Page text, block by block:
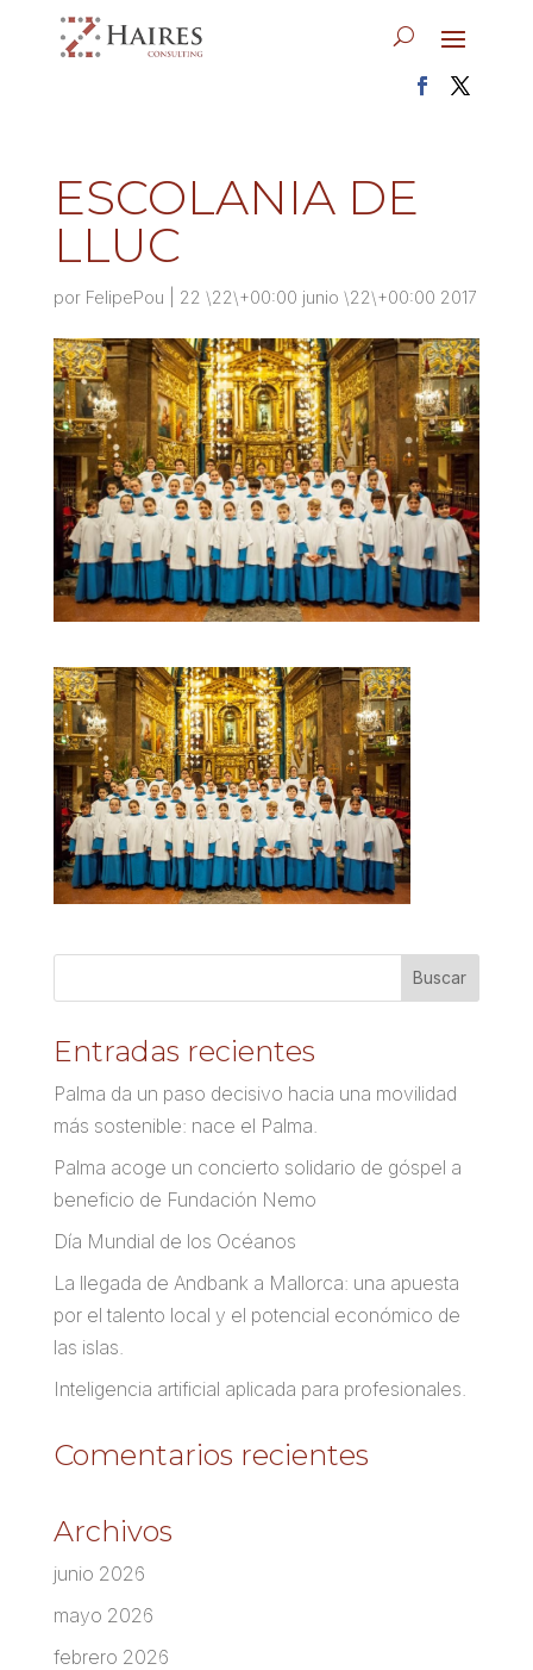
ESCOLANIA DE
LLUC
por FelipePou 22 \22\+00:00 junio \22\+00:00 2017
Entradas recientes
Palma da un paso decisivo hacia una movilidad
más sostenible: nace el Palma.
Palma acoge un concierto solidario de góspel a
beneficio de Fundación Nemo
Día Mundial de los Océanos
La llegada de Andbank a Mallorca: una apuesta
por el talento local y el potencial económico de
las islas.
Inteligencia artificial aplicada para profesionales.
Comentarios recientes
Archivos
junio 2026
mayo 2026
febrero 2026